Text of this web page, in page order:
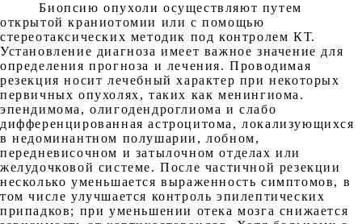
Биопсию опухоли осуществляют путем
открытой краниотомии или с помощью
стереотаксических методик под контролем КТ.
Установление диагноза имеет важное значение для
определения прогноза и лечения. Проводимая
резекция носит лечебный характер при некоторых
первичных опухолях, таких как менингиома.
эпендимома, олигодендроглиома и слабо
дифференцированная астроцитома, локализующихся
в недоминантном полушарии, лобном,
передневисочном и затылочном отделах или
желудочковой системе. После частичной резекции
несколько уменьшается выраженность симптомов, в
том числе улучшается контроль эпилептических
припадков; при уменьшении отека мозга снижается